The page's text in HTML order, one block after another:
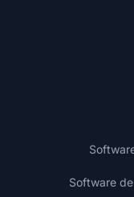
Software